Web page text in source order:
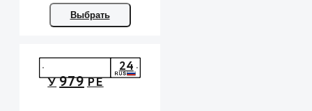
Выбрать
У979РЕ
24